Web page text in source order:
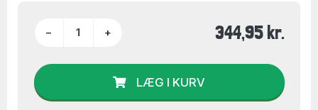
− + 344,95 kr.
LÆG I KURV